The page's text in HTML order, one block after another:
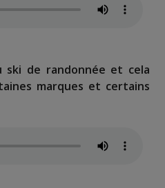
ski de randonnée et cela
marques et certains